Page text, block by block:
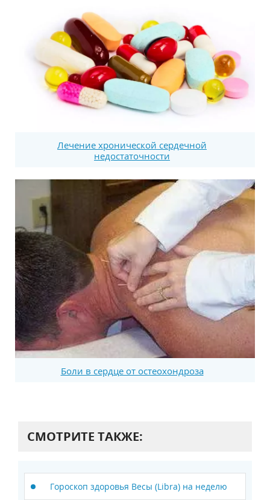
Лечение хронической сердечной
недостаточности
Боли в сердце от остеохондроза
СМОТРИТЕ ТАКЖЕ:
Гороскоп здоровья Весы (Libra) на неделю